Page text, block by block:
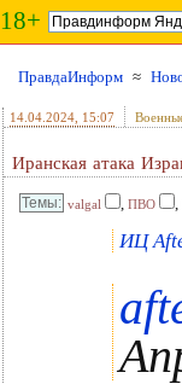
18+
ПравдаИнформ ≈
14.04.2024 , 15:07
Иранская атака
valgal , ПВО ,
ИЦ